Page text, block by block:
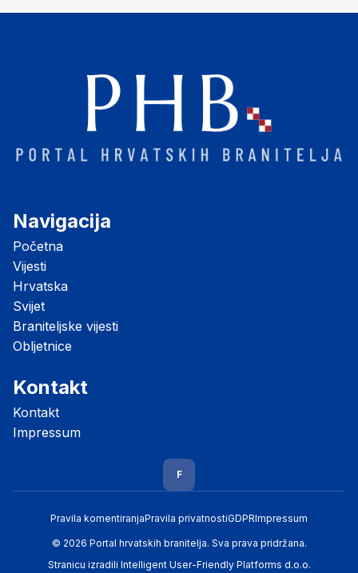
Navigacija
Početna
Vijesti
Hrvatska
Svijet
Braniteljske vijesti
Obljetnice
Kontakt
Kontakt
Impressum
F
Pravila komentiranjaPravila privatnostiGDPRImpressum
© 2026 Portal hrvatskih branitelja. Sva prava pridržana.
Stranicu izradili Intelligent User-Friendly Platforms d.o.o.